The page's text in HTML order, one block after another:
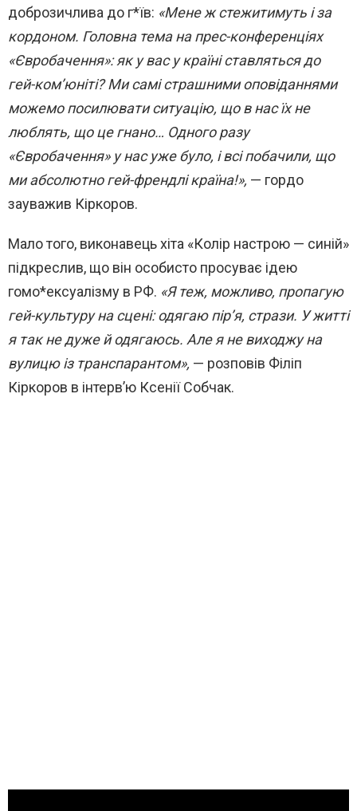
доброзичлива до г*їв: «Мене ж стежитимуть і за
кордоном. Головна тема на прес-конференціях
«Євробачення»: як у вас у країні ставляться до
гей-ком’юніті? Ми самі страшними оповіданнями
можемо посилювати ситуацію, що в нас їх не
люблять, що це гнано… Одного разу
«Євробачення» у нас уже було, і всі побачили, що
ми абсолютно гей-френдлі країна!», — гордо
зауважив Кіркоров.
Мало того, виконавець хіта «Колір настрою — синій»
підкреслив, що він особисто просуває ідею
гомо*ексуалізму в РФ. «Я теж, можливо, пропагую
гей-культуру на сцені: одягаю пір’я, стрази. У житті
я так не дуже й одягаюсь. Але я не виходжу на
вулицю із транспарантом», — розповів Філіп
Кіркоров в інтерв’ю Ксенії Собчак.